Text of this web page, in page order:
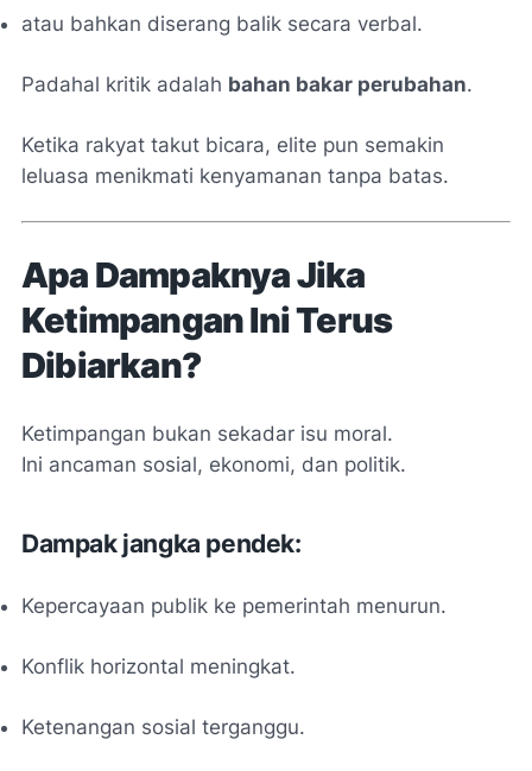
atau bahkan diserang balik secara verbal.
Padahal kritik adalah bahan bakar perubahan.
Ketika rakyat takut bicara, elite pun semakin
leluasa menikmati kenyamanan tanpa batas.
Apa Dampaknya Jika
Ketimpangan Ini Terus
Dibiarkan?
Ketimpangan bukan sekadar isu moral.
Ini ancaman sosial, ekonomi, dan politik.
Dampak jangka pendek:
Kepercayaan publik ke pemerintah menurun.
Konflik horizontal meningkat.
Ketenangan sosial terganggu.